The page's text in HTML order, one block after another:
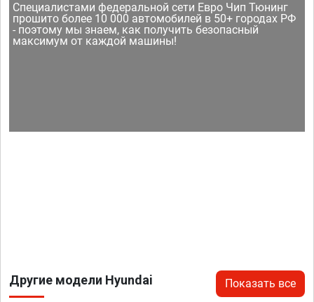
Специалистами федеральной сети Евро Чип Тюнинг
прошито более 10 000 автомобилей в 50+ городах РФ
- поэтому мы знаем, как получить безопасный
максимум от каждой машины!
Другие модели Hyundai Показать все